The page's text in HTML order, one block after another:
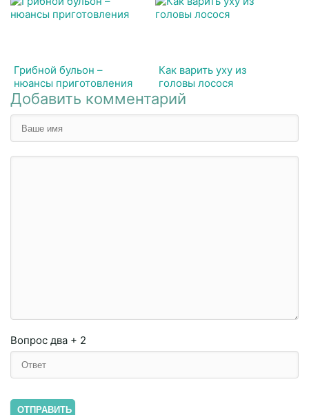
Грибной бульон –
нюансы приготовления
Как варить уху из
головы лосося
Добавить комментарий
Вопрос два + 2
ОТПРАВИТЬ